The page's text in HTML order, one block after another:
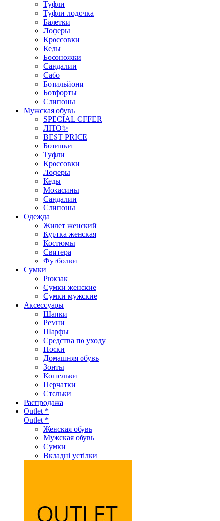
Туфли
Туфли лодочка
Балетки
Лоферы
Кроссовки
Кеды
Босоножки
Сандалии
Сабо
Ботильйони
Ботфорты
Слипоны
Мужская обувь
SPECIAL OFFER
ЛІТО✨
BEST PRICE
Ботинки
Туфли
Кроссовки
Лоферы
Кеды
Мокасины
Сандалии
Слипоны
Одежда
Жилет женский
Куртка женская
Костюмы
Свитера
Футболки
Сумки
Рюкзак
Сумки женские
Сумки мужские
Аксеcсуары
Шапки
Ремни
Шарфы
Средства по уходу
Носки
Домашняя обувь
Зонты
Кошельки
Перчатки
Стельки
Распродажа
Outlet *
Outlet *
Женская обувь
Мужская обувь
Сумки
Вкладні устілки